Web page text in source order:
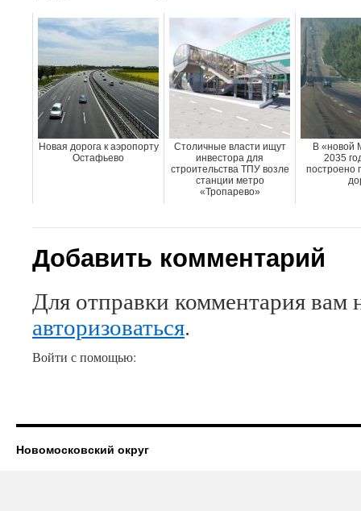
Новая дорога к аэропорту
Остафьево
Столичные власти ищут
инвестора для
строительства ТПУ возле
станции метро
«Тропарево»
В «новой
2035
построено
Добавить комментарий
Для отправки комментария вам
авторизоваться.
Войти с помощью:
Новомосковский округ